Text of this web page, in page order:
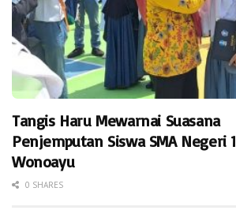
Tangis Haru Mewarnai Suasana
Penjemputan Siswa SMA Negeri 1
Wonoayu
0 SHARES